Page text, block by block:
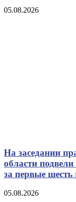
05.08.2026
На заседании
области
за первые шесть
05.08.2026